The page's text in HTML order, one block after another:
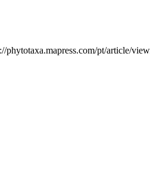
pt/article/